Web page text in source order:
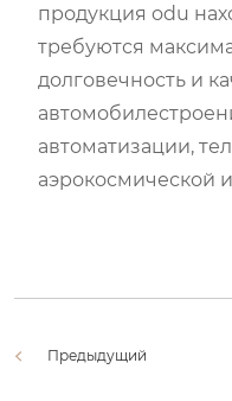
продукция odu
требуются
долговечность и
автоматизации,
аэрокосмической
Предыдущий